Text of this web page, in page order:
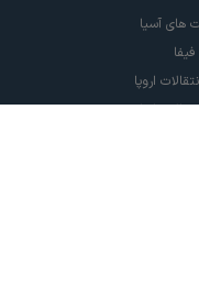
های آسیا
اروپا
ایران